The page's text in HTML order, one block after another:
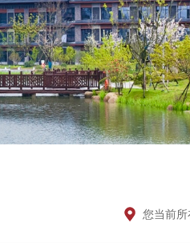
您当前所